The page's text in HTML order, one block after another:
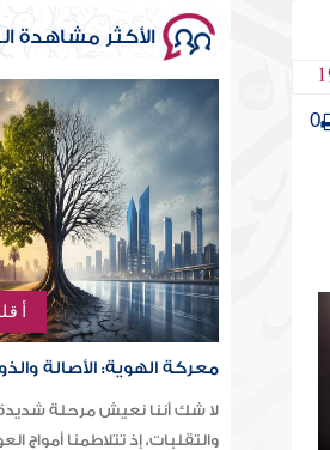
0
الأكثر مشاهدة
معركة الهوية: الأصالة
لا شك أننا نعيش مرحلة شديدة
والتقلبات، إذ تتلاطمنا أمواج